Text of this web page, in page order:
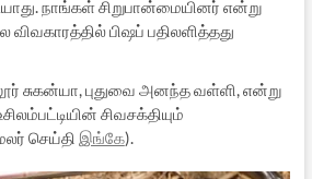
நாங்கள் சிறுபான்மையினர் என்று
பிஷப் பதிலளித்தது
சுகன்யா, புதுவை அனந்த வள்ளி, என்று
சிவசக்தியும்
செய்தி இங்கே).